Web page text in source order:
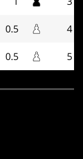
4
0.5
5
0.5